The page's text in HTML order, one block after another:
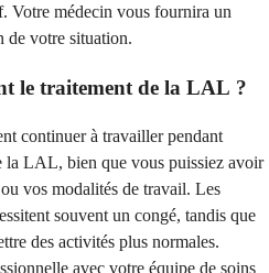
Votre médecin vous fournira un
de votre situation.
le traitement de la LAL ?
continuer à travailler pendant
la LAL, bien que vous puissiez avoir
vos modalités de travail. Les
souvent un congé, tandis que
des activités plus normales.
avec votre équipe de soins